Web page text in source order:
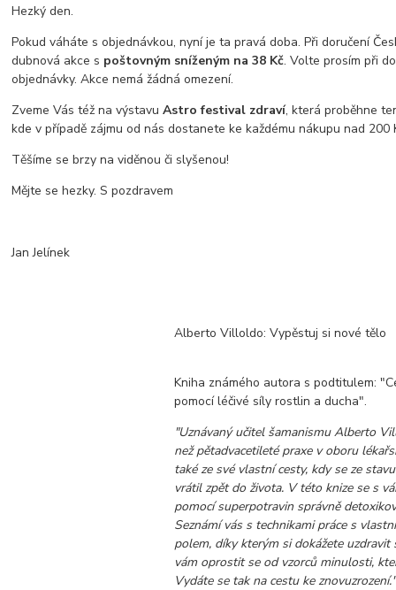
Hezký den.
Pokud váháte s objednávkou, nyní je ta pravá doba. Při doručení
dubnová akce s poštovným sníženým na 38 Kč. Volte prosím při
objednávky. Akce nemá žádná omezení.
Zveme Vás též na výstavuAstro festival zdraví, která proběhne
kde v případě zájmu od nás dostanete ke každému nákupu nad 200
Těšíme se brzy na viděnou či slyšenou!
Mějte se hezky. S pozdravem
Jan Jelínek
Alberto Villoldo: Vypěstuj si nové tělo
Kniha známého autora s podtitulem:
pomocí léčivé síly rostlin a ducha".
"Uznávaný učitel šamanismu Alberto
než pětadvacetileté praxe v oboru
také ze své vlastní cesty, kdy se ze
vrátil zpět do života. V této knize se s
pomocí superpotravin správně
Seznámí vás s technikami práce s
polem, díky kterým si dokážete uzdravit
vám oprostit se od vzorců minulosti,
Vydáte se tak na cestu ke znovuzrození."